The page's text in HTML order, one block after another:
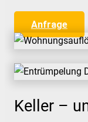
Anfrage
Keller –